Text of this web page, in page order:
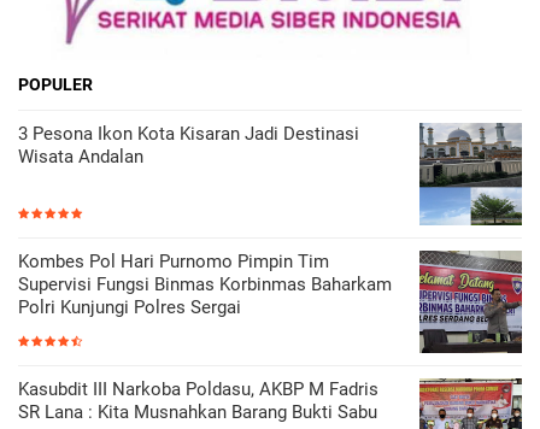
POPULER
3 Pesona Ikon Kota Kisaran Jadi Destinasi
Wisata Andalan
Kombes Pol Hari Purnomo Pimpin Tim
Supervisi Fungsi Binmas Korbinmas Baharkam
Polri Kunjungi Polres Sergai
Kasubdit III Narkoba Poldasu, AKBP M Fadris
SR Lana : Kita Musnahkan Barang Bukti Sabu